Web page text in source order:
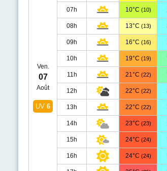
Ven.
07
Août
UV 6
07h 10°C (10)
08h 13°C (13)
09h 16°C (16)
10h 19°C (19)
11h 21°C (22)
12h 22°C (22)
13h 22°C (22)
14h 23°C (23)
15h 24°C (24)
16h 24°C (24)